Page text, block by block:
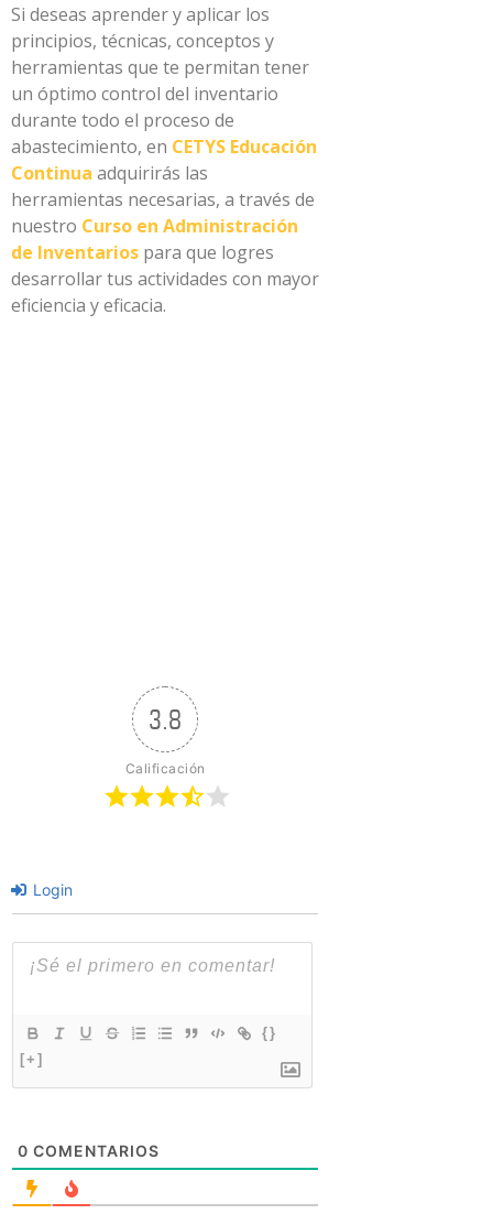
Si deseas aprender y aplicar los
principios, técnicas, conceptos y
herramientas que te permitan tener
un óptimo control del inventario
durante todo el proceso de
abastecimiento, en CETYS Educación
Continua adquirirás las
herramientas necesarias, a través de
nuestro Curso en Administración
de Inventarios para que logres
desarrollar tus actividades con mayor
eficiencia y eficacia.
3.8
Calificación
Login
{}
[+]
0 COMENTARIOS